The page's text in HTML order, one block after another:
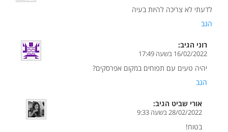
לדעתי לא צריכה להיות בעיה
הגב
רוני הגיב:
16/02/2022 בשעה 17:49
יהיה טעים עם תפוחים במקום אפרסקים?
הגב
אורי שביט הגיב:
28/02/2022 בשעה 9:33
בטוח!